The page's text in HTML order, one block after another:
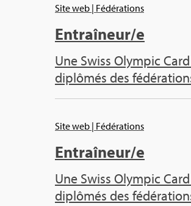
Site web | Fédé­ra­tions
Entraî­neur/e
Une Swiss Olym­pic
diplô­més des
Site web | Fédé­ra­tions
Entraî­neur/e
Une Swiss Olym­pic
diplô­més des